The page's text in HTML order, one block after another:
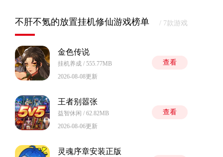
不肝不氪的放置挂机修仙游戏榜单 / 7款游戏
金色传说
挂机养成 / 555.77MB
2026-08-08更新
查看
王者别嚣张
益智休闲 / 62.82MB
2026-08-06更新
查看
灵魂序章安装正版